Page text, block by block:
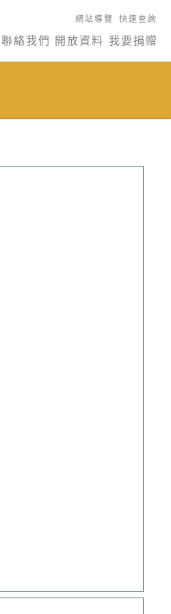
網站導覽 快速查詢
聯絡我們 開放資料 我要捐贈